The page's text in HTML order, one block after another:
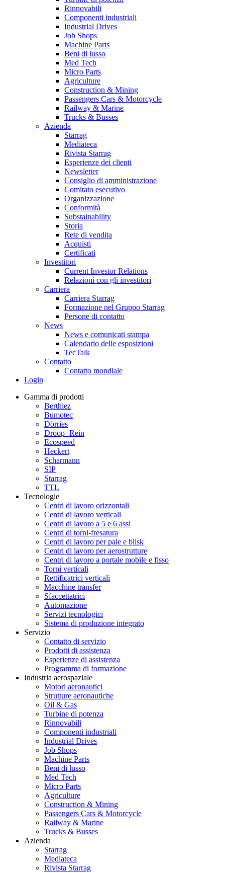
Rinnovabili
Componenti industriali
Industrial Drives
Job Shops
Machine Parts
Beni di lusso
Med Tech
Micro Parts
Agriculture
Construction & Mining
Passengers Cars & Motorcycle
Railway & Marine
Trucks & Busses
Azienda
Starrag
Mediateca
Rivista Starrag
Esperienze dei clienti
Newsletter
Consiglio di amministrazione
Comitato esecutivo
Organizzazione
Conformità
Substainability
Storia
Rete di vendita
Acquisti
Certificati
Investitori
Current Investor Relations
Relazioni con gli investitori
Carriera
Carriera Starrag
Formazione nel Gruppo Starrag
Persone di contatto
News
News e comunicati stampa
Calendario delle esposizioni
TecTalk
Contatto
Contatto mondiale
Login
Gamma di prodotti
Berthiez
Bumotec
Dörries
Droop+Rein
Ecospeed
Heckert
Scharmann
SIP
Starrag
TTL
Tecnologie
Centri di lavoro orizzontali
Centri di lavoro verticali
Centri di lavoro a 5 e 6 assi
Centri di torni-fresatura
Centri di lavoro per pale e blisk
Centri di lavoro per aerostrutture
Centri di lavoro a portale mobile e fisso
Torni verticali
Rettificatrici verticali
Macchine transfer
Sfaccettatrici
Automazione
Servizi tecnologici
Sistema di produzione integrato
Servizio
Contatto di servizio
Prodotti di assistenza
Esperienze di assistenza
Programma di formazione
Industria aerospaziale
Motori aeronautici
Strutture aeronautiche
Oil & Gas
Turbine di potenza
Rinnovabili
Componenti industriali
Industrial Drives
Job Shops
Machine Parts
Beni di lusso
Med Tech
Micro Parts
Agriculture
Construction & Mining
Passengers Cars & Motorcycle
Railway & Marine
Trucks & Busses
Azienda
Starrag
Mediateca
Rivista Starrag